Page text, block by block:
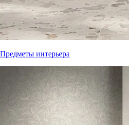
Предметы интерьера